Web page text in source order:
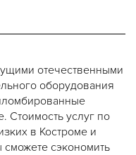
отечественными
оборудования
Стоимость услуг по
в Костроме и
сэкономить